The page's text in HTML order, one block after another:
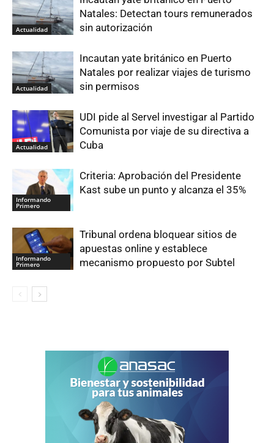
Actualidad
Natales: Detectan tours remunerados
sin autorización
Actualidad
Incautan yate británico en Puerto
Natales por realizar viajes de turismo
sin permisos
Actualidad
UDI pide al Servel investigar al Partido
Comunista por viaje de su directiva a
Cuba
Informando
Primero
Criteria: Aprobación del Presidente
Kast sube un punto y alcanza el 35%
Informando
Primero
Tribunal ordena bloquear sitios de
apuestas online y establece
mecanismo propuesto por Subtel